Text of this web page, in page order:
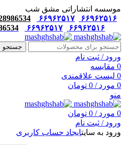
موسسه انتشاراتی مشق شب
۶۶۹۶۲۵۱۶
۶۶۹۶۲۵۱۷
۶۶۹۶۲۵۱۶
۶۶۹۶۲۵۱۷
جستجو
ورود / ثبت نام
0 مقایسه
0 لیست علاقمندی
0 مورد /
0 تومان
منو
0 مورد /
0 تومان
ورود / ثبت نام
ورود به سایتایجاد حساب کاربری